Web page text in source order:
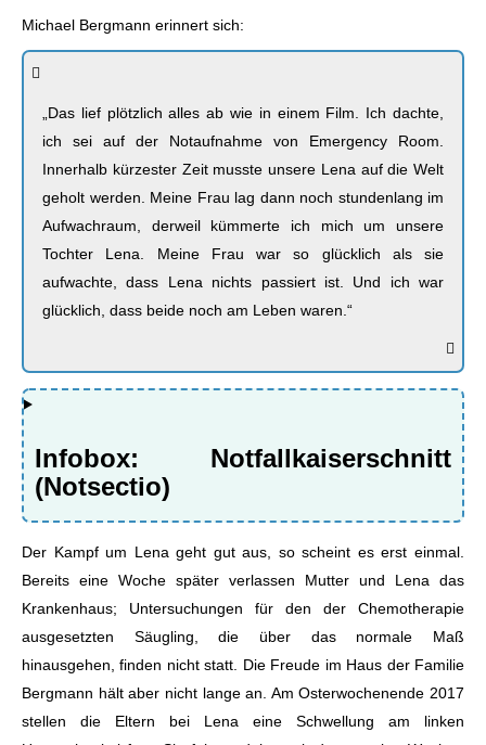
Michael Bergmann erinnert sich:
„Das lief plötzlich alles ab wie in einem Film. Ich dachte,
ich sei auf der Notaufnahme von Emergency Room.
Innerhalb kürzester Zeit musste unsere Lena auf die Welt
geholt werden. Meine Frau lag dann noch stundenlang im
Aufwachraum, derweil kümmerte ich mich um unsere
Tochter Lena. Meine Frau war so glücklich als sie
aufwachte, dass Lena nichts passiert ist. Und ich war
glücklich, dass beide noch am Leben waren.“
Infobox: Notfallkaiserschnitt
(Notsectio)
Der Kampf um Lena geht gut aus, so scheint es erst einmal.
Bereits eine Woche später verlassen Mutter und Lena das
Krankenhaus; Untersuchungen für den der Chemotherapie
ausgesetzten Säugling, die über das normale Maß
hinausgehen, finden nicht statt. Die Freude im Haus der Familie
Bergmann hält aber nicht lange an. Am Osterwochenende 2017
stellen die Eltern bei Lena eine Schwellung am linken